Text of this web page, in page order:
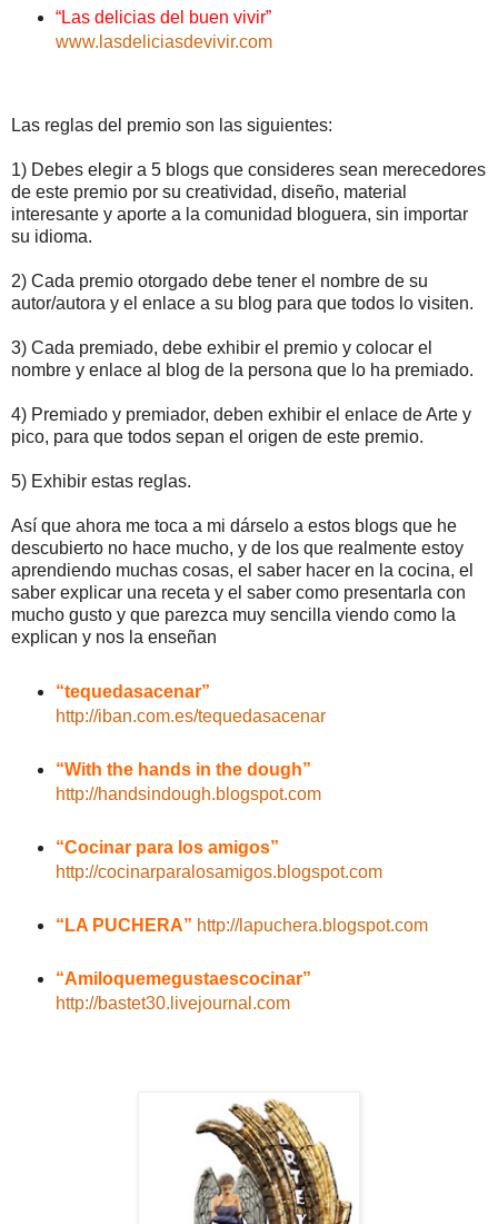
“Las delicias del buen vivir”
www.lasdeliciasdevivir.com
Las reglas del premio son las siguientes:
1) Debes elegir a 5 blogs que consideres sean merecedores
de este premio por su creatividad, diseño, material
interesante y aporte a la comunidad bloguera, sin importar
su idioma.
2) Cada premio otorgado debe tener el nombre de su
autor/autora y el enlace a su blog para que todos lo visiten.
3) Cada premiado, debe exhibir el premio y colocar el
nombre y enlace al blog de la persona que lo ha premiado.
4) Premiado y premiador, deben exhibir el enlace de Arte y
pico, para que todos sepan el origen de este premio.
5) Exhibir estas reglas.
Así que ahora me toca a mi dárselo a estos blogs que he
descubierto no hace mucho, y de los que realmente estoy
aprendiendo muchas cosas, el saber hacer en la cocina, el
saber explicar una receta y el saber como presentarla con
mucho gusto y que parezca muy sencilla viendo como la
explican y nos la enseñan
“tequedasacenar”
http://iban.com.es/tequedasacenar
“With the hands in the dough”
http://handsindough.blogspot.com
“Cocinar para los amigos”
http://cocinarparalosamigos.blogspot.com
“LA PUCHERA” http://lapuchera.blogspot.com
“Amiloquemegustaescocinar”
http://bastet30.livejournal.com